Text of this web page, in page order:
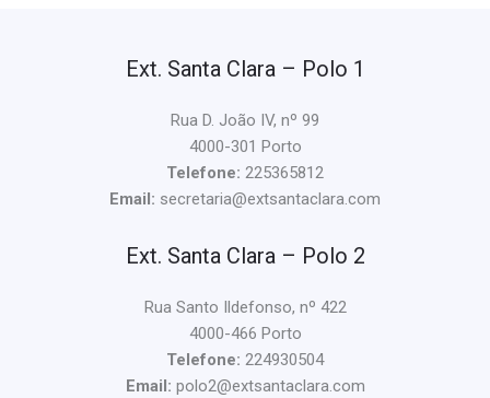
Ext. Santa Clara – Polo 1
Rua D. João IV, nº 99
4000-301 Porto
Telefone: 225365812
Email: secretaria@extsantaclara.com
Ext. Santa Clara – Polo 2
Rua Santo Ildefonso, nº 422
4000-466 Porto
Telefone: 224930504
Email: polo2@extsantaclara.com